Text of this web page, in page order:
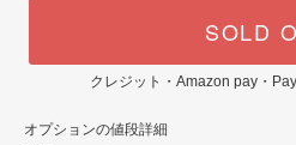
SOLD
クレジット・Amazon pay・
オプションの値段詳細